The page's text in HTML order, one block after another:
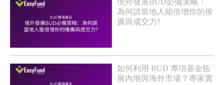
境外發展BUD必備策略：
為何請當地人能倍增你的推
廣與成交力?
如何利用 BUD 專項基金拓
展內地與海外市場？專家實